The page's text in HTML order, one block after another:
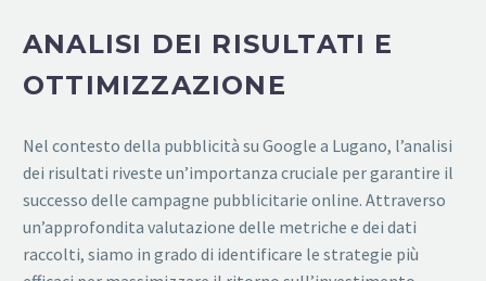
ANALISI DEI RISULTATI E
OTTIMIZZAZIONE
Nel contesto della pubblicità su Google a Lugano, l’analisi
dei risultati riveste un’importanza cruciale per garantire il
successo delle campagne pubblicitarie online. Attraverso
un’approfondita valutazione delle metriche e dei dati
raccolti, siamo in grado di identificare le strategie più